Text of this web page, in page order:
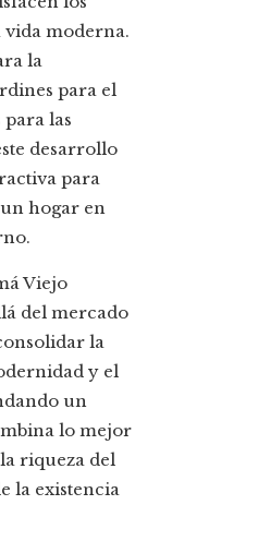
moderna.
la
para el
para las
desarrollo
para
hogar en
Viejo
del mercado
la
y el
un
lo mejor
riqueza del
la existencia